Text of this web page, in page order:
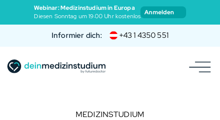
Webinar: Medizinstudium in Europa
Diesen Sonntag um 19:00 Uhr kostenlos Anmelden
Informier dich: +43 1 4350 551
MEDIZINSTUDIUM